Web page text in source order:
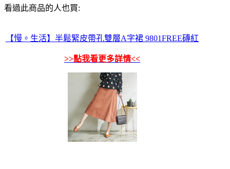
看過此商品的人也買:
【慢。生活】半鬆緊皮帶孔雙層A字裙 9801FREE磚紅
>>點我看更多詳情<<